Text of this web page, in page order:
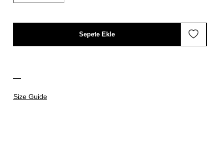
Size Guide
Sepete Ekle